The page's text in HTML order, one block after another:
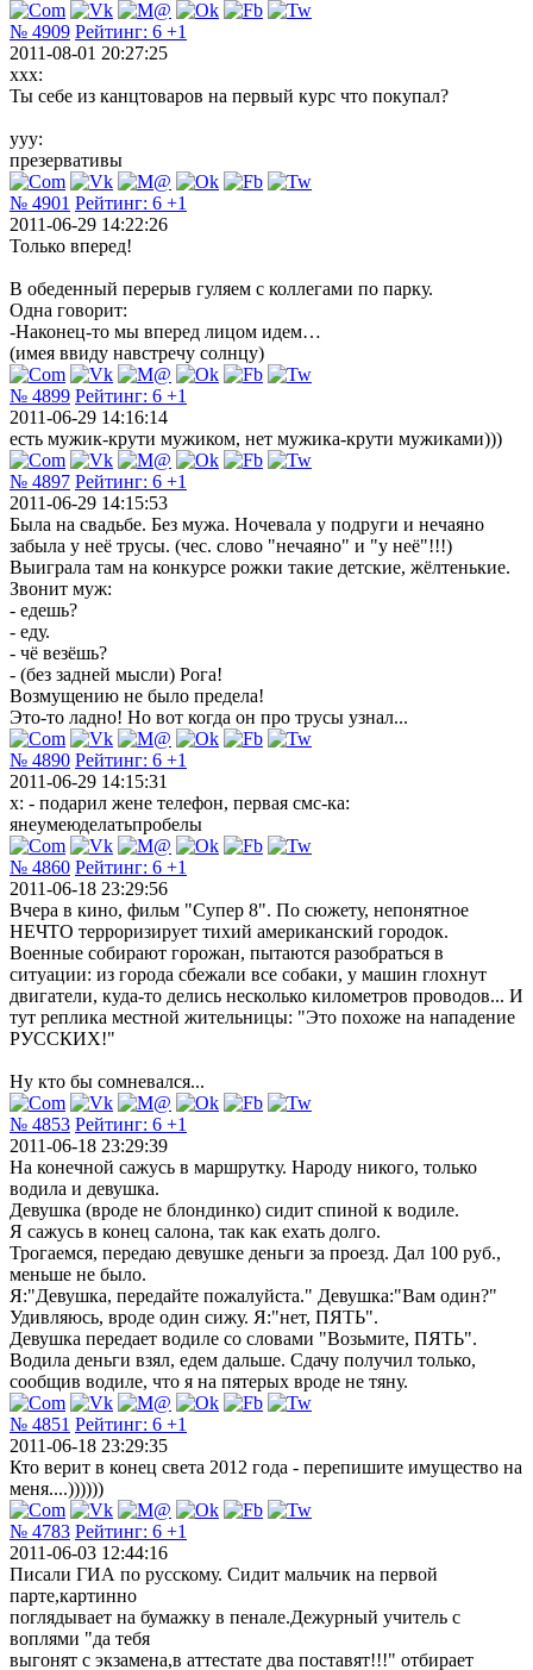
№ 4909 Рейтинг: 6 +1
2011-08-01 20:27:25
xxx:
Ты себе из канцтоваров на первый курс что покупал?
yyy:
презервативы
№ 4901 Рейтинг: 6 +1
2011-06-29 14:22:26
Только вперед!
В обеденный перерыв гуляем с коллегами по парку.
Одна говорит:
-Наконец-то мы вперед лицом идем…
(имея ввиду навстречу солнцу)
№ 4899 Рейтинг: 6 +1
2011-06-29 14:16:14
есть мужик-крути мужиком, нет мужика-крути мужиками)))
№ 4897 Рейтинг: 6 +1
2011-06-29 14:15:53
Была на свадьбе. Без мужа. Ночевала у подруги и нечаяно
забыла у неё трусы. (чес. слово "нечаяно" и "у неё"!!!)
Выиграла там на конкурсе рожки такие детские, жёлтенькие.
Звонит муж:
- едешь?
- еду.
- чё везёшь?
- (без задней мысли) Рога!
Возмущению не было предела!
Это-то ладно! Но вот когда он про трусы узнал...
№ 4890 Рейтинг: 6 +1
2011-06-29 14:15:31
х: - подарил жене телефон, первая смс-ка:
янеумеюделатьпробелы
№ 4860 Рейтинг: 6 +1
2011-06-18 23:29:56
Вчера в кино, фильм "Супер 8". По сюжету, непонятное
НЕЧТО терроризирует тихий американский городок.
Военные собирают горожан, пытаются разобраться в
ситуации: из города сбежали все собаки, у машин глохнут
двигатели, куда-то делись несколько километров проводов... И
тут реплика местной жительницы: "Это похоже на нападение
РУССКИХ!"
Ну кто бы сомневался...
№ 4853 Рейтинг: 6 +1
2011-06-18 23:29:39
На конечной сажусь в маршрутку. Народу никого, только
водила и девушка.
Девушка (вроде не блондинко) сидит спиной к водиле.
Я сажусь в конец салона, так как ехать долго.
Трогаемся, передаю девушке деньги за проезд. Дал 100 руб.,
меньше не было.
Я:"Девушка, передайте пожалуйста." Девушка:"Вам один?"
Удивляюсь, вроде один сижу. Я:"нет, ПЯТЬ".
Девушка передает водиле со словами "Возьмите, ПЯТЬ".
Водила деньги взял, едем дальше. Сдачу получил только,
сообщив водиле, что я на пятерых вроде не тяну.
№ 4851 Рейтинг: 6 +1
2011-06-18 23:29:35
Кто верит в конец света 2012 года - перепишите имущество на
меня....))))))
№ 4783 Рейтинг: 6 +1
2011-06-03 12:44:16
Писали ГИА по русскому. Сидит мальчик на первой
парте,картинно
поглядывает на бумажку в пенале.Дежурный учитель с
воплями "да тебя
выгонят с экзамена,в аттестате два поставят!!!" отбирает